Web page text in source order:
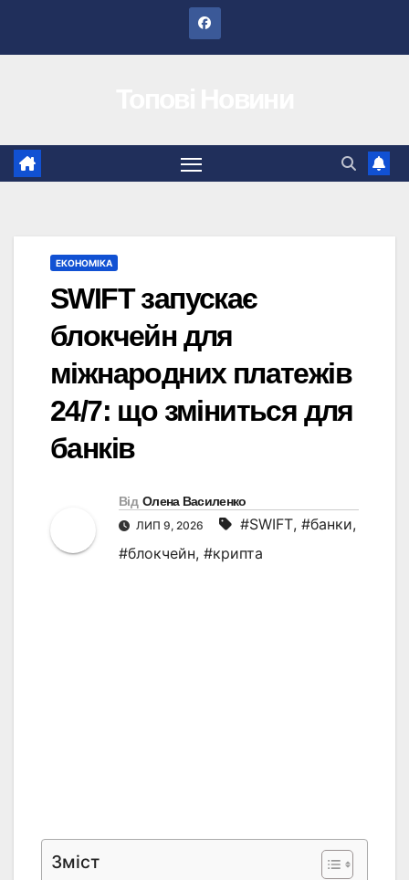
ЕКОНОМІКА
SWIFT запускає
блокчейн для
міжнародних платежів
24/7: що зміниться для
банків
Від Олена Василенко
ЛИП 9, 2026 #SWIFT, #банки,
#блокчейн, #крипта
Зміст